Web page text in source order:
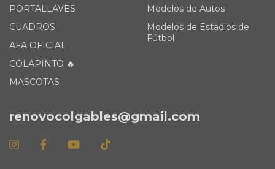
PORTALLAVES
CUADROS
AFA OFICIAL
COLAPINTO 🔥
MASCOTAS
Modelos de Autos
Modelos de Estadios de
Fútbol
renovocolgables@gmail.com